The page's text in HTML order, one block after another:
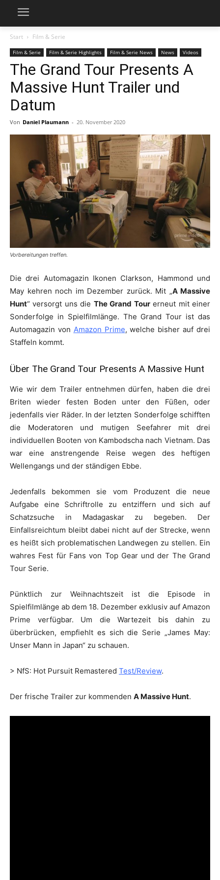
Start Film & Serie
Film & Serie Film & Serie Highlights Film & Serie News News Videos
The Grand Tour Presents A
Massive Hunt Trailer und
Datum
Von Daniel Plaumann - 20. November 2020
Vorbereitungen treffen.
Die drei Automagazin Ikonen Clarkson, Hammond und
May kehren noch im Dezember zurück. Mit „A Massive
Hunt“ versorgt uns die The Grand Tourerneut mit einer
Sonderfolge in Spielfilmlänge. The Grand Tour ist das
Automagazin von Amazon Prime, welche bisher auf drei
Staffeln kommt.
Über The Grand Tour Presents A Massive Hunt
Wie wir dem Trailer entnehmen dürfen, haben die drei
Briten wieder festen Boden unter den Füßen, oder
jedenfalls vier Räder. In der letzten Sonderfolge schifften
die Moderatoren und mutigen Seefahrer mit drei
individuellen Booten von Kambodscha nach Vietnam. Das
war eine anstrengende Reise wegen des heftigen
Wellengangs und der ständigen Ebbe.
Jedenfalls bekommen sie vom Produzent die neue
Aufgabe eine Schriftrolle zu entziffern und sich auf
Schatzsuche in Madagaskar zu begeben. Der
Einfallsreichtum bleibt dabei nicht auf der Strecke, wenn
es heißt sich problematischen Landwegen zu stellen. Ein
wahres Fest für Fans von Top Gear und der The Grand
Tour Serie.
Pünktlich zur Weihnachtszeit ist die Episode in
Spielfilmlänge ab dem 18. Dezember exklusiv auf Amazon
Prime verfügbar. Um die Wartezeit bis dahin zu
überbrücken, empfiehlt es sich die Serie „James May:
Unser Mann in Japan“ zu schauen.
> NfS: Hot Pursuit Remastered Test/Review.
Der frische Trailer zur kommenden A Massive Hunt.